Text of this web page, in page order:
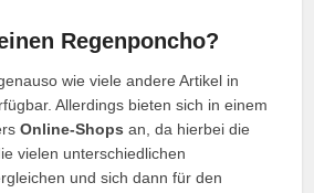
Regenponcho?
wie viele andere Artikel in
Allerdings bieten sich in einem
Online-Shops an, da hierbei die
vielen unterschiedlichen
und sich dann für den